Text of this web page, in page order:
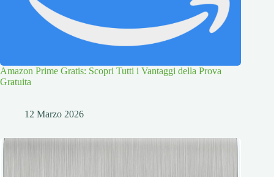
Amazon Prime Gratis: Scopri Tutti i Vantaggi della Prova
Gratuita
12 Marzo 2026